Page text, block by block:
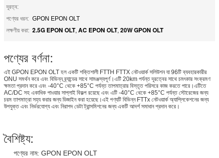
দূরত্ব:
পণ্যের ধরন: GPON EPON OLT
লক্ষণীয় করা: 2.5G EPON OLT, AC EPON OLT, 20W GPON OLT
পণ্যের বর্ণনা:
এই GPON EPON OLT হল একটি শক্তিশালী FTTH FTTX নেটওয়ার্ক সলিউশন যা 96টি ব্যবহারকারীর
ONU সমর্থন করে এবং বিভিন্ন ব্র্যান্ডের সাথে সামঞ্জস্যপূর্ণ।এটি 20km পর্যন্ত দূরত্বের সাথে চমৎকার সংক্রমণ
ক্ষমতা প্রদান করে এবং -40°C থেকে +85°C পর্যন্ত তাপমাত্রার বিস্তৃত পরিসরে কাজ করতে পারে।এটিতে
AC/DC সহ একাধিক পাওয়ার সাপ্লাই বিকল্প রয়েছে এবং এটি -40°C থেকে +85°C পর্যন্ত স্টোরেজের জন্য
চরম তাপমাত্রা সহ্য করার জন্য ডিজাইন করা হয়েছে।এই পণ্যটি বিভিন্ন FTTx নেটওয়ার্ক অ্যাপ্লিকেশনের জন্য
উপযুক্ত এবং নির্ভরযোগ্য এবং নিরাপদ ডেটা ট্রান্সমিশনের জন্য একটি আদর্শ সমাধান প্রদান করে।
বৈশিষ্ট্য:
পণ্যের নাম: GPON EPON OLT